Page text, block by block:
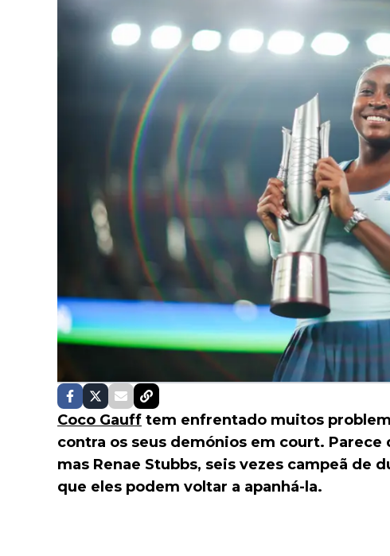
Coco Gauff tem enfrentado muitos
contra os seus demónios em court. Parece
mas Renae Stubbs, seis vezes campeã de
que eles podem voltar a apanhá-la.